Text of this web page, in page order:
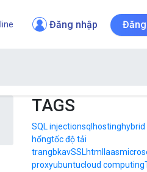
Đăng nhập
TAGS
SQL injectionsql hosting
hổngtốc độ tải
trangbkavSSLhtml Iaas
proxyubuntucloud computing